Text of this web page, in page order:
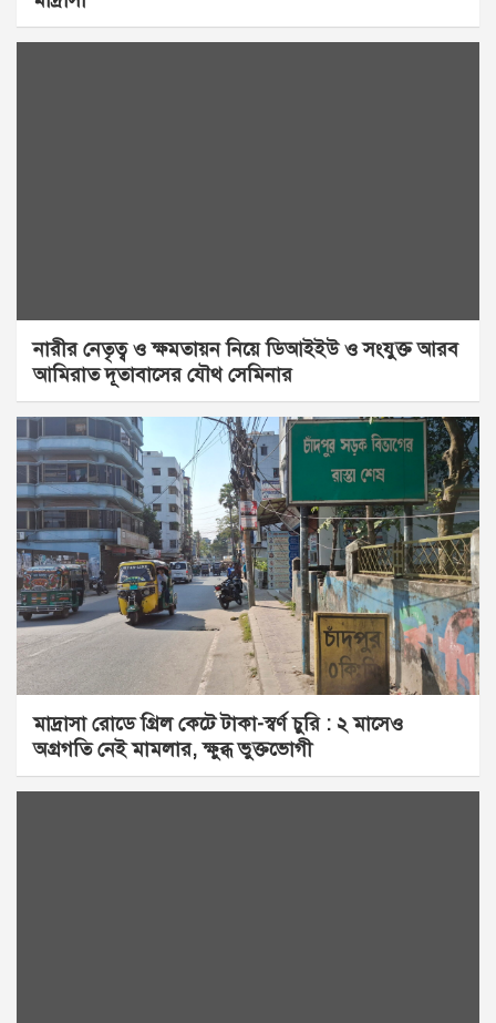
নারীর নেতৃত্ব ও ক্ষমতায়ন নিয়ে ডিআইইউ ও সংযুক্ত আরব
আমিরাত দূতাবাসের যৌথ সেমিনার
মাদ্রাসা রোডে গ্রিল কেটে টাকা-স্বর্ণ চুরি : ২ মাসেও
অগ্রগতি নেই মামলার, ক্ষুব্ধ ভুক্তভোগী